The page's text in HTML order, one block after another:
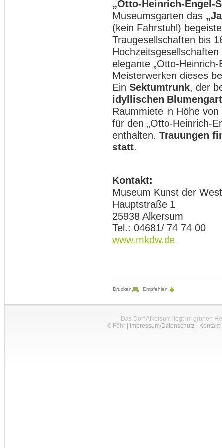
„Otto-Heinrich-Engel-
Museumsgarten das
(kein Fahrstuhl)
Traugesellschaften bis
elegante „Otto-
Meisterwerken dieses
Ein Sektumtrunk, der
idyllischen
Raummiete in Höhe
für den „Otto-Heinrich-
enthalten. Trauungen
statt.
Kontakt:
Museum Kunst der
Hauptstraße 1
25938 Alkersum
Tel.: 04681/ 74 74 00
www.mkdw.de
Drucken Empfehlen
Das Dorf Alkersum liegt im grünen
© Föhr| Impressum/Datenschutz| Kontakt